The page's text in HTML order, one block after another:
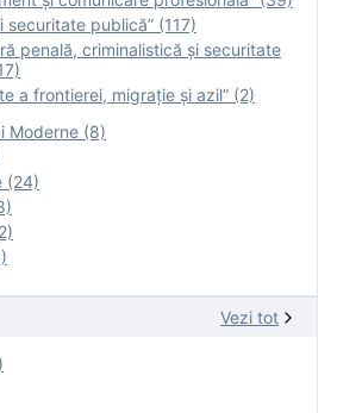
securitate publică” (117)
penală, criminalistică și securitate
a frontierei, migrație și azil” (2)
Moderne (8)
(24)
Vezi tot